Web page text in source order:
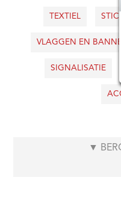
TEXTIEL
VLAGGEN EN
SIGNALISATIE
▼